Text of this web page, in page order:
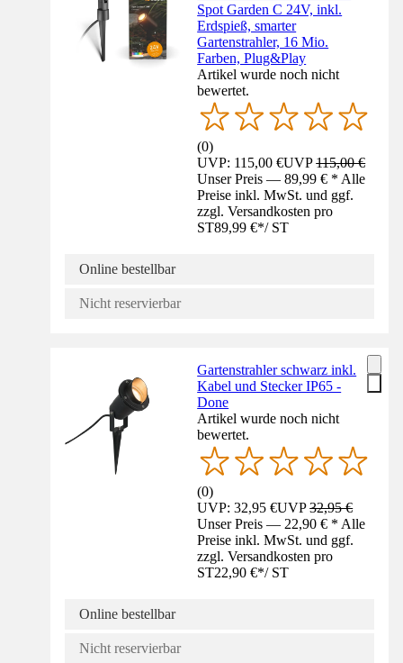
Spot Garden C 24V, inkl.
Erdspieß, smarter
Gartenstrahler, 16 Mio.
Farben, Plug&Play
Artikel wurde noch nicht
bewertet.
(0)
UVP: 115,00 €UVP115,00 €
Unser Preis — 89,99 € * Alle
Preise inkl. MwSt. und ggf.
zzgl. Versandkosten pro
ST89,99 €*/ ST
Online bestellbar
Nicht reservierbar
Gartenstrahler schwarz inkl.
Kabel und Stecker IP65 -
Done
Artikel wurde noch nicht
bewertet.
(0)
UVP: 32,95 €UVP32,95 €
Unser Preis — 22,90 € * Alle
Preise inkl. MwSt. und ggf.
zzgl. Versandkosten pro
ST22,90 €*/ ST
Online bestellbar
Nicht reservierbar